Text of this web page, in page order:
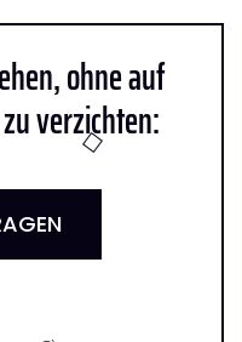
ohne auf
verzichten: